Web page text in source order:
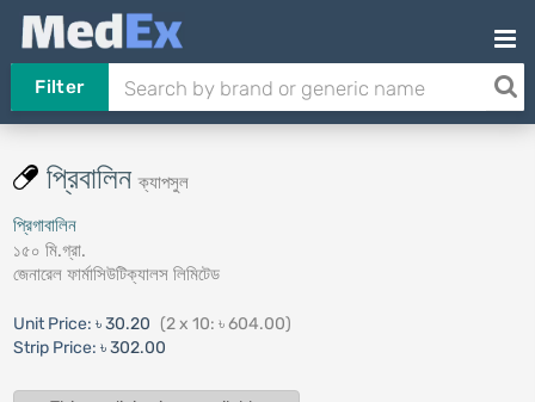
Filter
প্রিবালিনক্যাপসুল
প্রিগাবালিন
১৫০ মি.গ্রা.
জেনারেল ফার্মাসিউটিক্যালস লিমিটেড
Unit Price: ৳ 30.20 (2 x 10: ৳ 604.00)
Strip Price: ৳ 302.00